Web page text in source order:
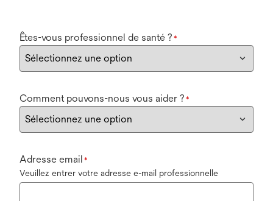
Êtes-vous professionnel de santé ? *
Comment pouvons-nous vous aider ? *
Adresse email *
Veuillez entrer votre adresse e-mail professionnelle